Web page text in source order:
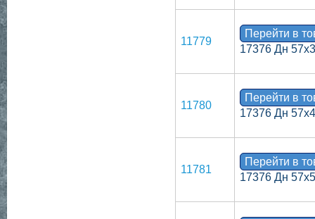
11779
Перейти в
17376 Дн 57х3
11780
Перейти в
17376 Дн 57х4
11781
Перейти в
17376 Дн 57х5